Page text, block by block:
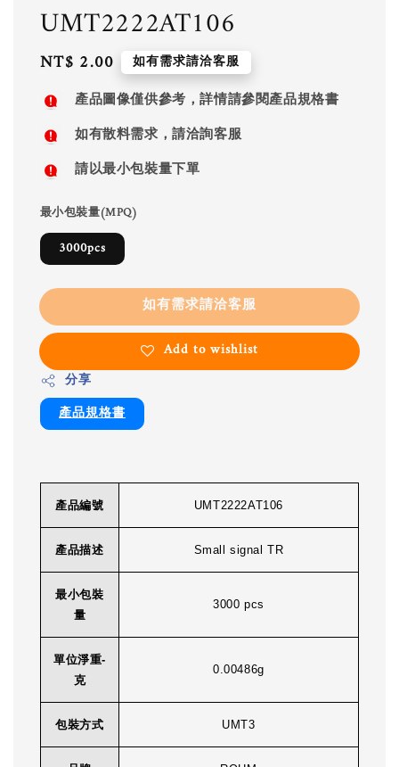
UMT2222AT106
Regular
price
NT$ 2.00 如有需求請洽客服
產品圖像僅供參考，詳情請參閱產品規格書
如有散料需求，請洽詢客服
請以最小包裝量下單
最小包裝量(MPQ)
3000pcs
如有需求請洽客服
Add to wishlist
分享
產品規格書
產品編號 UMT2222AT106
產品描述 Small signal TR
最小包裝
量
3000 pcs
單位淨重-
克
0.00486g
包裝方式 UMT3